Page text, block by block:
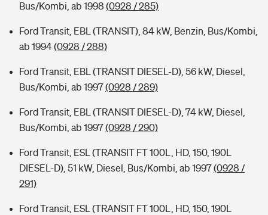
Sie haben Fragen?
Zur Übersicht
Kinderunfall-Check: Mehr Sicherheit für deine Kids
Typklassen: So ist Ihr Auto eingestuft
Sie haben Fragen?
Bus/Kombi, ab 1998 (0928 / 285)
Ford Transit, EBL (TRANSIT), 84 kW, Benzin, Bus/Kombi,
ab 1994(0928 / 288)
Ford Transit, EBL (TRANSIT DIESEL-D), 56 kW, Diesel,
Bus/Kombi, ab 1997(0928 / 289)
Ford Transit, EBL (TRANSIT DIESEL-D), 74 kW, Diesel,
Bus/Kombi, ab 1997(0928 / 290)
Ford Transit, ESL (TRANSIT FT 100L, HD, 150, 190L
DIESEL-D), 51 kW, Diesel, Bus/Kombi, ab 1997(0928 /
291)
Ford Transit, ESL (TRANSIT FT 100L, HD, 150, 190L